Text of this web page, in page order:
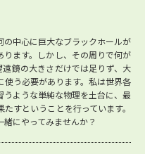
中心に巨大なブラックホールが
ます。しかし、その周りで何が
鏡の大きさだけでは足りず、大
う必要があります。私は世界各
ような単純な物理を土台に、最
すということを行っています。
にやってみませんか？